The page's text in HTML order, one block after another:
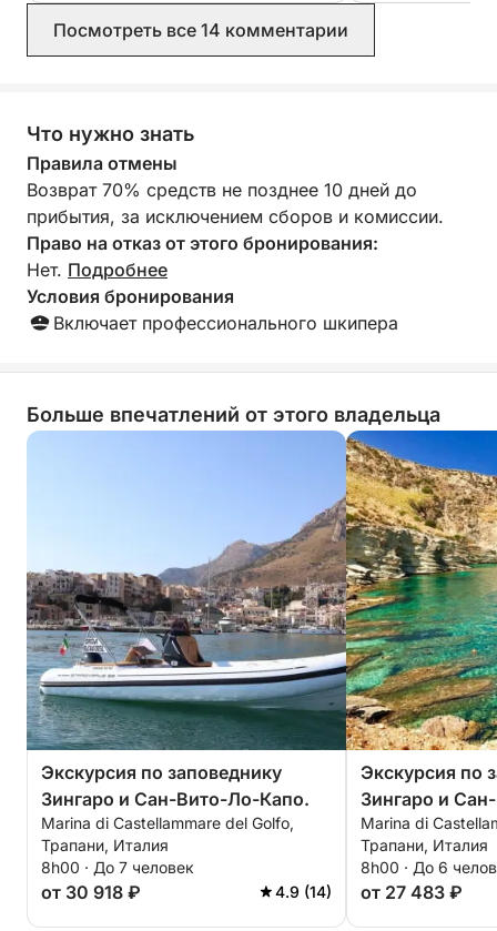
Посмотреть все 14 комментарии
Что нужно знать
Правила отмены
Возврат 70% средств не позднее 10 дней до
прибытия, за исключением сборов и комиссии.
Право на отказ от этого бронирования:
Нет. Подробнее
Условия бронирования
Включает профессионального шкипера
Больше впечатлений от этого владельца
Экскурсия по заповеднику
Зингаро и Сан-Вито-Ло-Капо.
Marina di Castellammare del Golfo,
Трапани, Италия
8h00 · До 7 человек
от 30 918 ₽ 4.9 (14)
Экскурсия по
Зингаро и
Marina di
Трапани, Италия
8h00 · До 6
от 27 483 ₽